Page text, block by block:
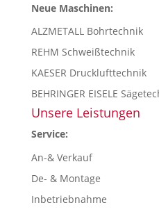
Neue Maschinen:
ALZMETALL Bohrtechnik
REHM Schweißtechnik
KAESER Drucklufttechnik
BEHRINGER EISELE
Unsere Leistungen
Service:
An-& Verkauf
De- & Montage
Inbetriebnahme